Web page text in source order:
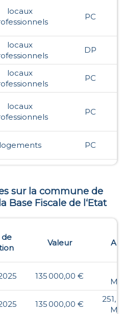
locaux
PC
locaux
DP
locaux
PC
locaux
PC
logements PC
sur la commune de
Base Fiscale de l‘Etat
de
Valeur
135 000,00 €
135 000,00 €
251,